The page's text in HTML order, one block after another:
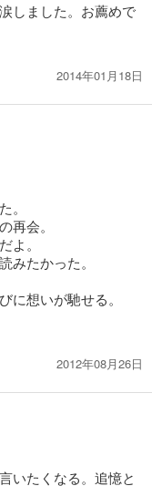
しました。お薦めで
2014年01月18日
。
再会。
。
たかった。
に想いが馳せる。
2012年08月26日
いたくなる。追憶と